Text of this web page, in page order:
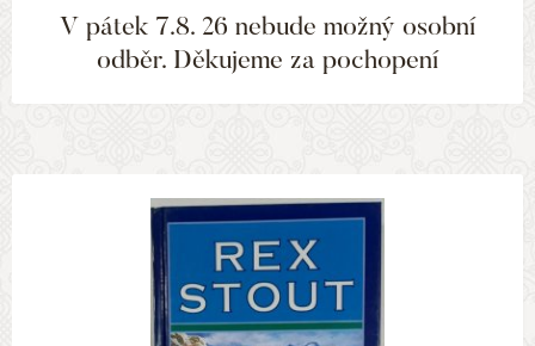
V pátek 7.8. 26 nebude možný osobní
odběr. Děkujeme za pochopení